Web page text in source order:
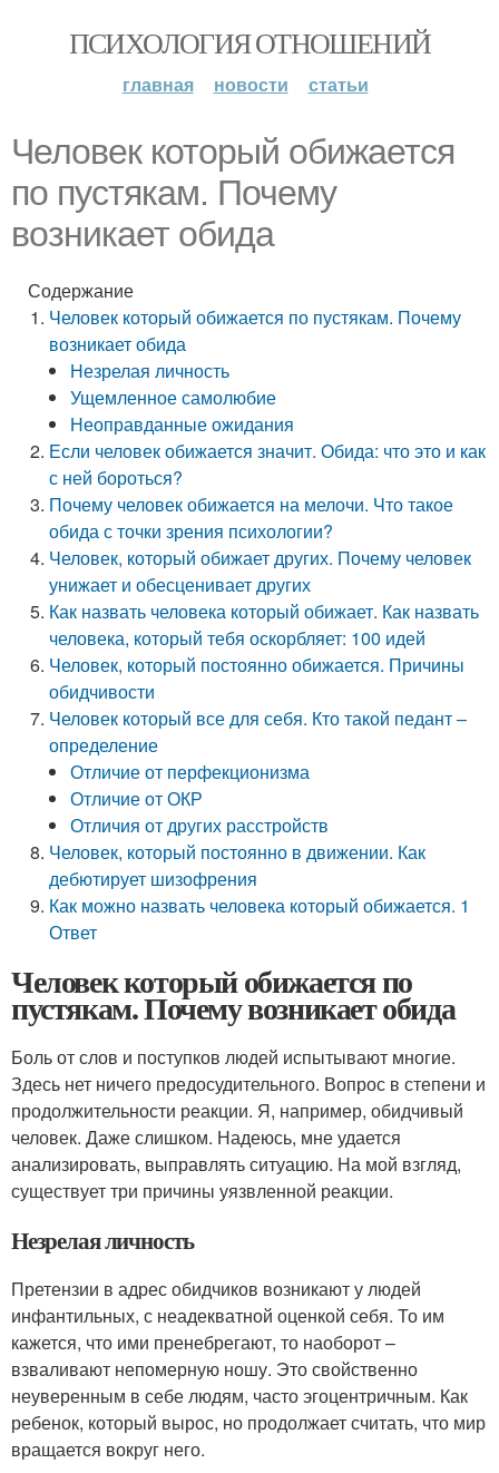
ПСИХОЛОГИЯ ОТНОШЕНИЙ
главная новости статьи
Человек который обижается
по пустякам. Почему
возникает обида
Содержание
Человек который обижается по пустякам. Почему
возникает обида
Незрелая личность
Ущемленное самолюбие
Неоправданные ожидания
Если человек обижается значит. Обида: что это и как
с ней бороться?
Почему человек обижается на мелочи. Что такое
обида с точки зрения психологии?
Человек, который обижает других. Почему человек
унижает и обесценивает других
Как назвать человека который обижает. Как назвать
человека, который тебя оскорбляет: 100 идей
Человек, который постоянно обижается. Причины
обидчивости
Человек который все для себя. Кто такой педант –
определение
Отличие от перфекционизма
Отличие от ОКР
Отличия от других расстройств
Человек, который постоянно в движении. Как
дебютирует шизофрения
Как можно назвать человека который обижается. 1
Ответ
Человек который обижается по
пустякам. Почему возникает обида
Боль от слов и поступков людей испытывают многие.
Здесь нет ничего предосудительного. Вопрос в степени и
продолжительности реакции. Я, например, обидчивый
человек. Даже слишком. Надеюсь, мне удается
анализировать, выправлять ситуацию. На мой взгляд,
существует три причины уязвленной реакции.
Незрелая личность
Претензии в адрес обидчиков возникают у людей
инфантильных, с неадекватной оценкой себя. То им
кажется, что ими пренебрегают, то наоборот –
взваливают непомерную ношу. Это свойственно
неуверенным в себе людям, часто эгоцентричным. Как
ребенок, который вырос, но продолжает считать, что мир
вращается вокруг него.